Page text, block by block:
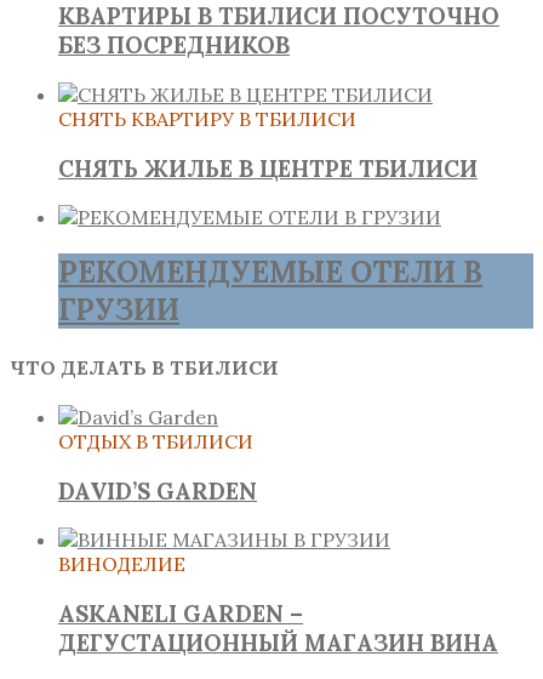
КВАРТИРЫ В ТБИЛИСИ ПОСУТОЧНО
БЕЗ ПОСРЕДНИКОВ
СНЯТЬ КВАРТИРУ В ТБИЛИСИ
СНЯТЬ ЖИЛЬЕ В ЦЕНТРЕ ТБИЛИСИ
РЕКОМЕНДУЕМЫЕ ОТЕЛИ В
ГРУЗИИ
ЧТО ДЕЛАТЬ В ТБИЛИСИ
ОТДЫХ В ТБИЛИСИ
DAVID’S GARDEN
ВИНОДЕЛИЕ
ASKANELI GARDEN –
ДЕГУСТАЦИОННЫЙ МАГАЗИН ВИНА